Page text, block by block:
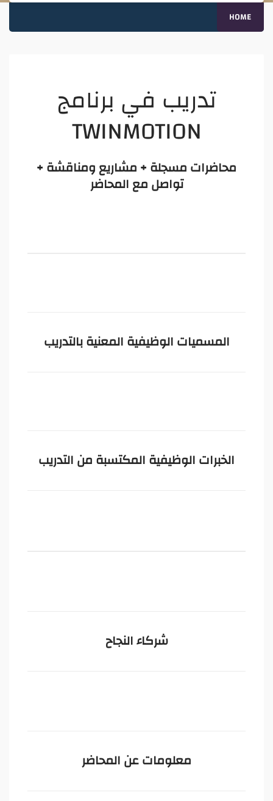
HOME
تدريب في برنامج
TWINMOTION
محاضرات مسجلة + مشاريع ومناقشة +
تواصل مع المحاضر
المسميات الوظيفية المعنية بالتدريب
الخبرات الوظيفية المكتسبة من التدريب
شركاء النجاح
معلومات عن المحاضر